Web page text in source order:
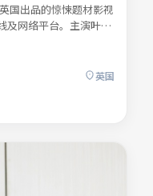
国出品的惊悚题材影视
及网络平台。主演叶声
满转折的人物命运。色
起反复推敲。可在本站
摘要。
英国